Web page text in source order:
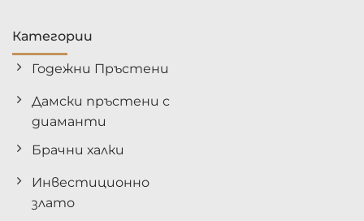
Категории
Годежни Пръстени
Дамски пръстени с
диаманти
Брачни халки
Инвестиционно
злато